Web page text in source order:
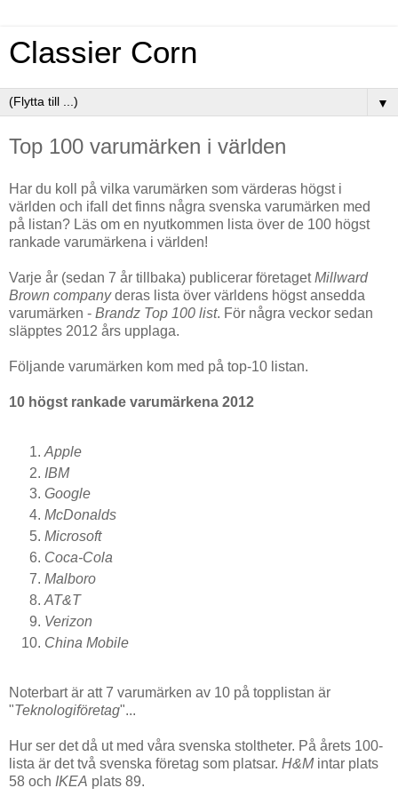
Classier Corn
▼
Top 100 varumärken i världen
Har du koll på vilka varumärken som värderas högst i
världen och ifall det finns några svenska varumärken med
på listan? Läs om en nyutkommen lista över de 100 högst
rankade varumärkena i världen!
Varje år (sedan 7 år tillbaka) publicerar företagetMillward
Brown companyderas lista över världens högst ansedda
varumärken - Brandz Top 100 list. För några veckor sedan
släpptes 2012 års upplaga.
Följande varumärken kom med på top-10 listan.
10 högst rankade varumärkena 2012
Apple
IBM
Google
McDonalds
Microsoft
Coca-Cola
Malboro
AT&T
Verizon
China Mobile
Noterbart är att 7 varumärken av 10 på topplistan är
"Teknologiföretag"...
Hur ser det då ut med våra svenska stoltheter. På årets 100-
lista är det två svenska företag som platsar. H&Mintar plats
58 och IKEA plats 89.